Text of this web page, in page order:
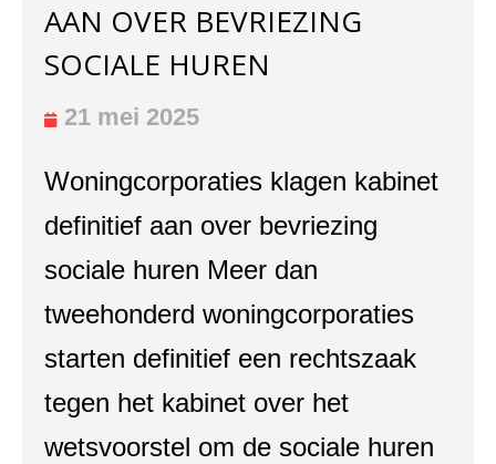
AAN OVER BEVRIEZING
SOCIALE HUREN
21 mei 2025
Woningcorporaties klagen kabinet
definitief aan over bevriezing
sociale huren Meer dan
tweehonderd woningcorporaties
starten definitief een rechtszaak
tegen het kabinet over het
wetsvoorstel om de sociale huren